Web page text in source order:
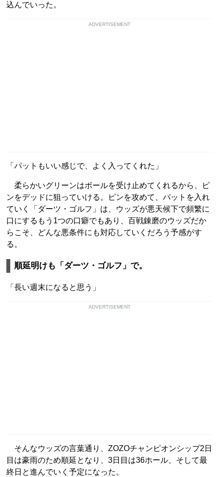
込んでいった。
ADVERTISEMENT
「パットもいい感じで、よく入ってくれた」
柔らかいグリーンはボールを受け止めてくれるから、ピ
ンをデッドに狙っていける。ピンを攻めて、パットを入れ
ていく「ダーツ・ゴルフ」は、ウッズが悪天候下で頻繁に
口にするもう1つの口癖でもあり、百戦錬磨のウッズだか
らこそ、どんな悪条件にも対応していくだろう予感がす
る。
順延明けも「ダーツ・ゴルフ」で。
「長い週末になると思う」
ADVERTISEMENT
そんなウッズの言葉通り、ZOZOチャンピオンシップ2日
目は豪雨のため順延となり、3日目は36ホール、そして最
終日と進んでいく予定になった。